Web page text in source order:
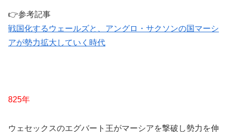
👉参考記事
戦国化するウェールズと、アングロ・サクソンの国マーシ
アが勢力拡大していく時代
825年
ウェセックスのエグバート王がマーシアを撃破し勢力を伸